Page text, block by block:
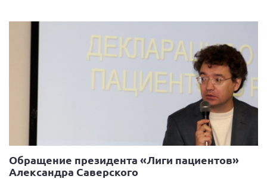
Кировская область
Краснодарский край
Красноярский край
Липецкая область
Ленинградская область
г. Москва
Московская область
Обращение президента «Лиги пациентов»
Александра Саверского